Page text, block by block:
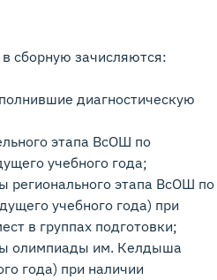
в сборную зачисляются:
диагностическую
этапа ВсОШ по
учебного года;
регионального этапа ВсОШ по
учебного года) при
в группах подготовки;
олимпиады им. Келдыша
года) при наличии